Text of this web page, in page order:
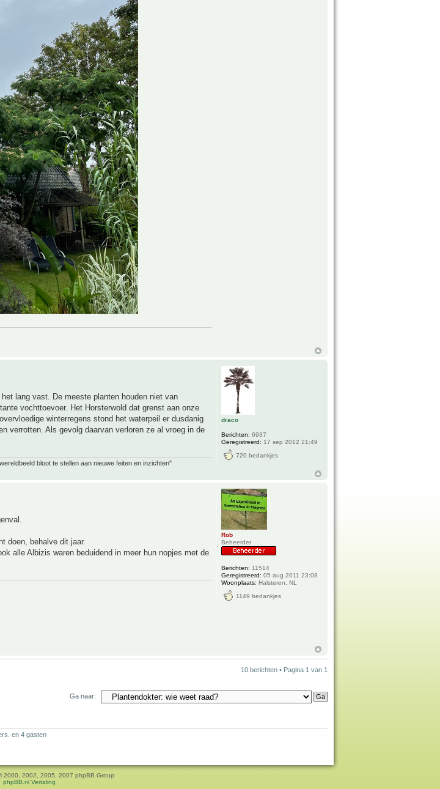
lang vast. De meeste planten houden niet van
vochttoevoer. Het Horsterwold dat grenst aan onze
winterregens stond het waterpeil er dusdanig
verrotten. Als gevolg daarvan verloren ze al vroeg in de
bloot te stellen aan nieuwe feiten en inzichten"
draco
Berichten: 6937
Geregistreerd: 17 sep 2012 21:49
720 bedankjes
doen, behalve dit jaar.
alle Albizis waren beduidend in meer hun nopjes met de
Rob
Beheerder
Berichten: 11514
Geregistreerd: 05 aug 2011 23:08
Woonplaats: Halsteren, NL
1149 bedankjes
10 berichten • Pagina 1 van 1
Ga naar:
en 4 gasten
2000, 2002, 2005, 2007 phpBB Group
phpBB.nl Vertaling